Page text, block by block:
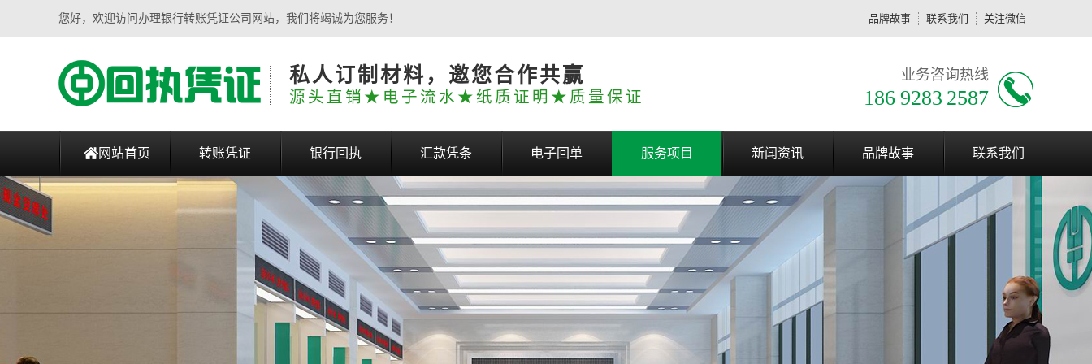
您好，欢迎访问办理银行转账凭证公司网站，我们将竭诚为您服务！ 品牌故事 联系我们 关注微信
私人订制材料，邀您合作共赢
源头直销★电子流水★纸质证明★质量保证
业务咨询热线
186 9283 2587
网站首页 转账凭证 银行回执 汇款凭条 电子回单 服务项目 新闻资讯 品牌故事 联系我们